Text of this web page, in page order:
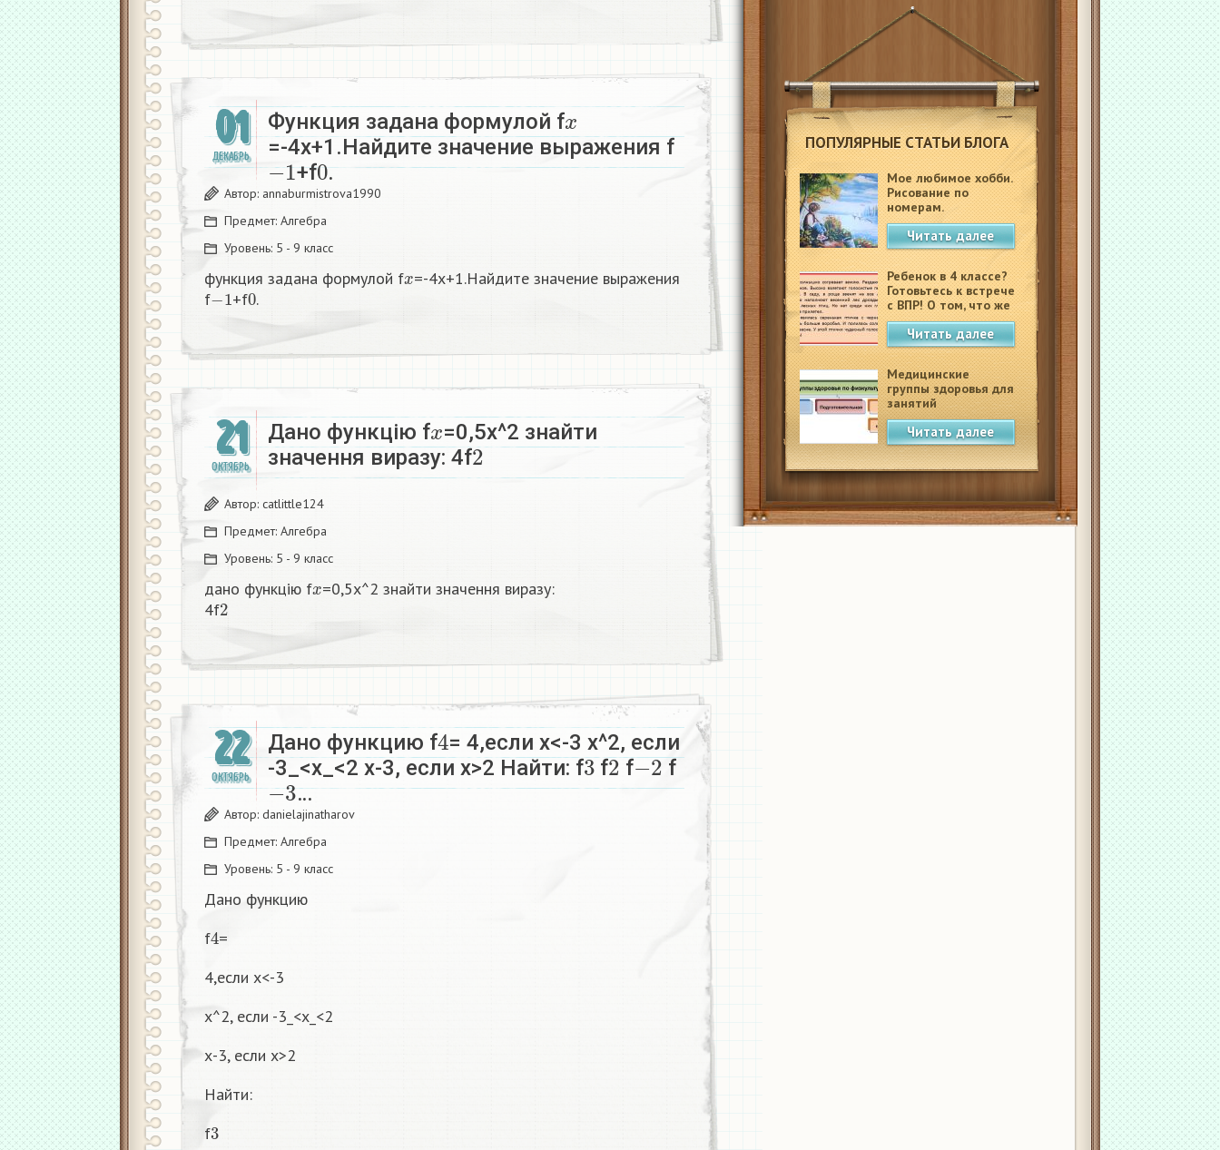
ПОПУЛЯРНЫЕ СТАТЬИ БЛОГА
Мое любимое хобби.
Рисование по
номерам.
Читать далее
Ребенок в 4 классе?
Готовьтесь к встрече
с ВПР! О том, что же
это такое.
Читать далее
Медицинские
группы здоровья для
занятий
физкультурой в
школеЧитать далее
01
ДЕКАБРЬ
Функция задана формулой f x
=-4x+1.Найдите значение выражения f
− 1+f0.​
Автор: annaburmistrova1990
Предмет: Алгебра
Уровень: 5 - 9 класс
функция задана формулой f =-4x+1.Найдите значение выражения
f−1 +f0.​
21
ОКТЯБРЬ
Дано функцію fx=0,5x^2 знайти
значення виразу: 4f2
Автор: catlittle124
Предмет: Алгебра
Уровень: 5 - 9 класс
дано функцію f =0,5x^2 знайти значення виразу:
4f2
22
ОКТЯБРЬ
Дано функцию f4= 4,если х<-3 х^2, если
-3_<х_<2 х-3, если х>2 Найти: f3f2f−2 f
−3…
Автор: danielajinatharov
Предмет: Алгебра
Уровень: 5 - 9 класс
Дано функцию
f 4=
4,если х<-3
х^2, если -3_<х_<2
х-3, если х>2
Найти:
f3